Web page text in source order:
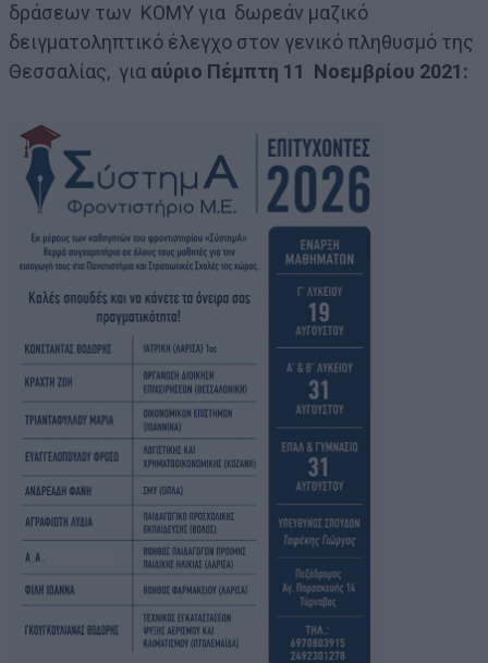
δράσεων των ΚΟΜΥ για δωρεάν μαζικό
δειγματοληπτικό έλεγχο στον γενικό πληθυσμό της
Θεσσαλίας, για αύριο Πέμπτη 11 Νοεμβρίου 2021: